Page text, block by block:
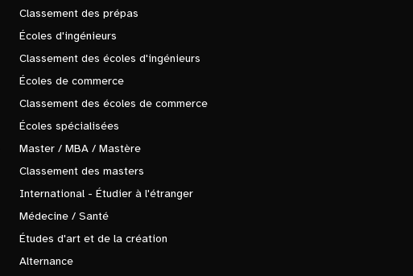
Classement des prépas
Écoles d'ingénieurs
Classement des écoles d'ingénieurs
Écoles de commerce
Classement des écoles de commerce
Écoles spécialisées
Master / MBA / Mastère
Classement des masters
International - Étudier à l'étranger
Médecine / Santé
Études d'art et de la création
Alternance